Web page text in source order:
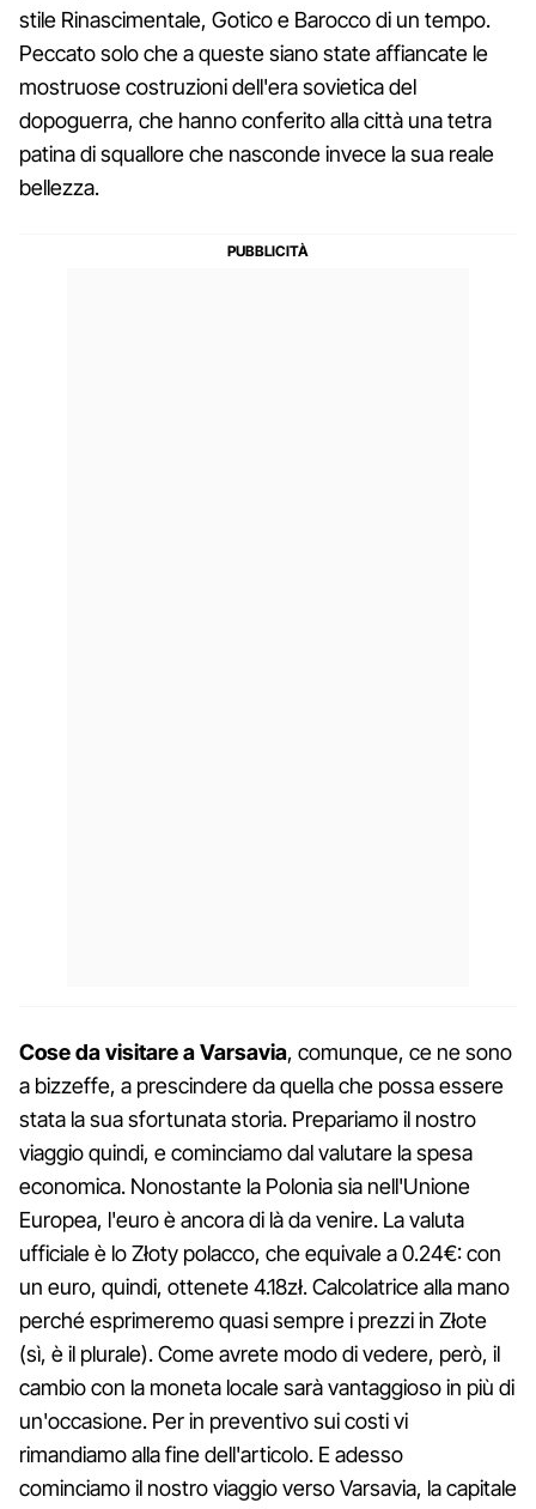
stile Rinascimentale, Gotico e Barocco di un tempo.
Peccato solo che a queste siano state affiancate le
mostruose costruzioni dell'era sovietica del
dopoguerra, che hanno conferito alla città una tetra
patina di squallore che nasconde invece la sua reale
bellezza.
Cose da visitare a Varsavia, comunque, ce ne sono
a bizzeffe, a prescindere da quella che possa essere
stata la sua sfortunata storia. Prepariamo il nostro
viaggio quindi, e cominciamo dal valutare la spesa
economica. Nonostante la Polonia sia nell'Unione
Europea, l'euro è ancora di là da venire. La valuta
ufficiale è lo Złoty polacco, che equivale a 0.24€: con
un euro, quindi, ottenete 4.18zł. Calcolatrice alla mano
perché esprimeremo quasi sempre i prezzi in Złote
(sì, è il plurale). Come avrete modo di vedere, però, il
cambio con la moneta locale sarà vantaggioso in più di
un'occasione. Per in preventivo sui costi vi
rimandiamo alla fine dell'articolo. E adesso
cominciamo il nostro viaggio verso Varsavia, la capitale